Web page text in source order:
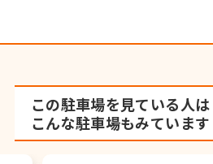
この駐車場を見ている人は
こんな駐車場もみています